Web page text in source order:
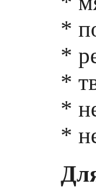
*
*
*
*
*